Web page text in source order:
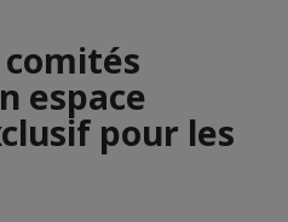
espace
pour les